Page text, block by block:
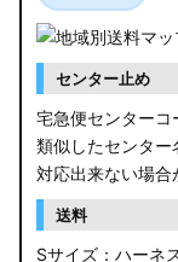
センター止め
宅急便センターコ
類似したセンター
対応出来ない場合
送料
Sサイズ：ハーネ